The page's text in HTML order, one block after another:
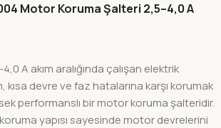
Motor Koruma Şalteri 2,5–4,0 A
A akım aralığında çalışan elektrik
kısa devre ve faz hatalarına karşı korumak
performanslı bir motor koruma şalteridir.
yapısı sayesinde motor devrelerini